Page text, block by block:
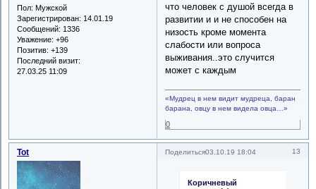
Пол: Мужской
Зарегистрирован: 14.01.19
Сообщений: 1336
Уважение: +96
Позитив: +139
Последний визит:
27.03.25 11:09
что человек с душой всегда в
развитии и и не способен на
низость кроме момента
слабости или вопроса
выживания..это случится
может с каждым
«Мудрец в нем видит мудреца, баран
барана, овцу в нем видела овца…»
0
Поделиться 13
03.10.19 18:04
Tot
Коричневый